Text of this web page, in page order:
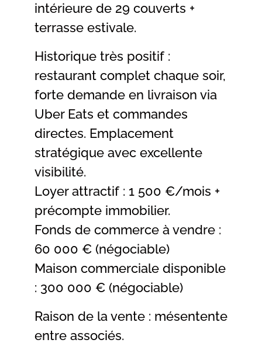
intérieure de 29 couverts +
terrasse estivale.
Historique très positif :
restaurant complet chaque soir,
forte demande en livraison via
Uber Eats et commandes
directes. Emplacement
stratégique avec excellente
visibilité.
Loyer attractif : 1 500 €/mois +
précompte immobilier.
Fonds de commerce à vendre :
60 000 € (négociable)
Maison commerciale disponible
: 300 000 € (négociable)
Raison de la vente : mésentente
entre associés.